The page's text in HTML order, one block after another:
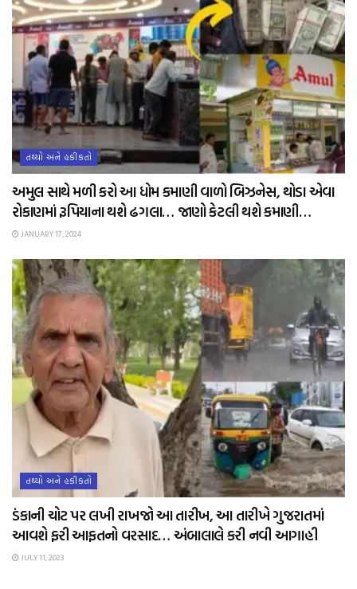
તથ્યો અને હકીકતો
અમુલ સાથે મળી કરો આ ધોમ કમાણી વાળો બિઝનેસ, થોડા એવા
રોકાણમાં રૂપિયાના થશે ઢગલા… જાણો કેટલી થશે કમાણી…
JANUARY 17, 2024
તથ્યો અને હકીકતો
ડંકાની ચોટ પર લખી રાખજો આ તારીખ, આ તારીખે ગુજરાતમાં
આવશે ફરી આફતનો વરસાદ… અંબાલાલે કરી નવી આગાહી
JULY 11, 2023